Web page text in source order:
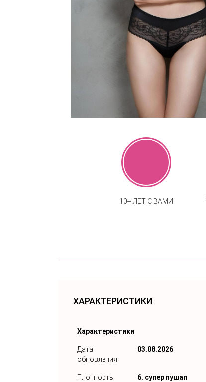
10+ ЛЕТ С ВАМИ
ХАРАКТЕРИСТИКИ
Характеристики
Дата
обновления:
03.08.2026
Плотность
6. супер пушап